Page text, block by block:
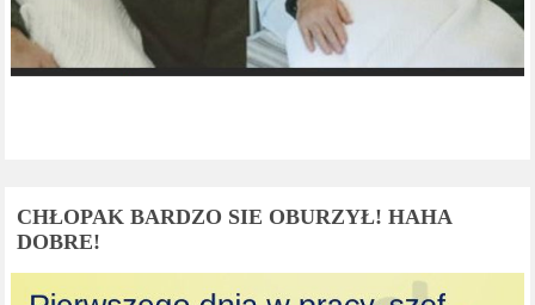
CHŁOPAK BARDZO SIE OBURZYŁ! HAHA
DOBRE!